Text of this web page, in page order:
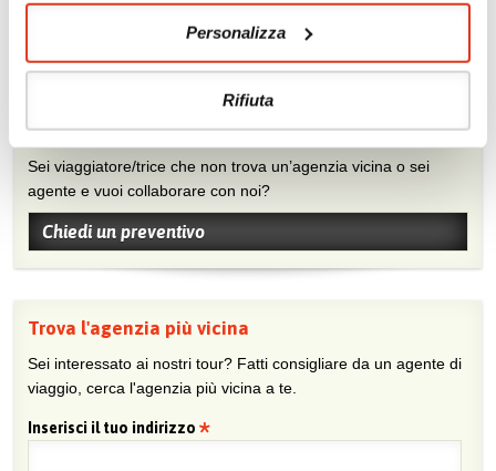
Personalizza
Rifiuta
Visita la nostra pagina Facebook
Chiedi un preventivo
Sei viaggiatore/trice che non trova un’agenzia vicina o sei
agente e vuoi collaborare con noi?
Chiedi un preventivo
Trova l'agenzia più vicina
Sei interessato ai nostri tour? Fatti consigliare da un agente di
viaggio, cerca l'agenzia più vicina a te.
Inserisci il tuo indirizzo